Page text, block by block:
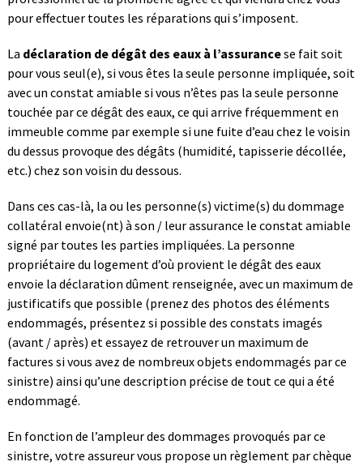
pour effectuer toutes les réparations qui s’imposent.
La déclaration de dégât des eaux à l’assurancese fait soit
pour vous seul(e), si vous êtes la seule personne impliquée, soit
avec un constat amiable si vous n’êtes pas la seule personne
touchée par ce dégât des eaux, ce qui arrive fréquemment en
immeuble comme par exemple si une fuite d’eau chez le voisin
du dessus provoque des dégâts (humidité, tapisserie décollée,
etc.) chez son voisin du dessous.
Dans ces cas-là, la ou les personne(s) victime(s) du dommage
collatéral envoie(nt) à son / leur assurance le constat amiable
signé par toutes les parties impliquées. La personne
propriétaire du logement d’où provient le dégât des eaux
envoie la déclaration dûment renseignée, avec un maximum de
justificatifs que possible (prenez des photos des éléments
endommagés, présentez si possible des constats imagés
(avant / après) et essayez de retrouver un maximum de
factures si vous avez de nombreux objets endommagés par ce
sinistre) ainsi qu’une description précise de tout ce qui a été
endommagé.
En fonction de l’ampleur des dommages provoqués par ce
sinistre, votre assureur vous propose un règlement par chèque